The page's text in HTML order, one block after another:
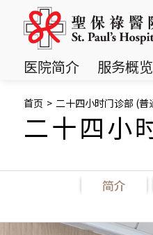
医院简介 服务概览
首页 > 二十四小时门诊部 (普
二十四小
简介